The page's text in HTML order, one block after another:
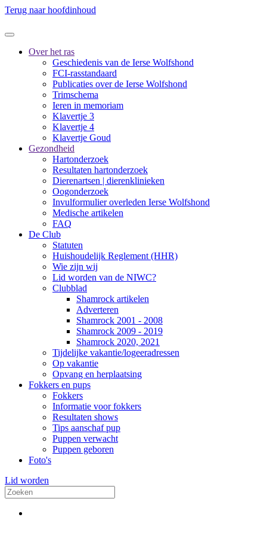
Terug naar hoofdinhoud
Over het ras
Geschiedenis van de Ierse Wolfshond
FCI-rasstandaard
Publicaties over de Ierse Wolfshond
Trimschema
Ieren in memoriam
Klavertje 3
Klavertje 4
Klavertje Goud
Gezondheid
Hartonderzoek
Resultaten hartonderzoek
Dierenartsen | dierenklinieken
Oogonderzoek
Invulformulier overleden Ierse Wolfshond
Medische artikelen
FAQ
De Club
Statuten
Huishoudelijk Reglement (HHR)
Wie zijn wij
Lid worden van de NIWC?
Clubblad
Shamrock artikelen
Adverteren
Shamrock 2001 - 2008
Shamrock 2009 - 2019
Shamrock 2020, 2021
Tijdelijke vakantie/logeeradressen
Op vakantie
Opvang en herplaatsing
Fokkers en pups
Fokkers
Informatie voor fokkers
Resultaten shows
Tips aanschaf pup
Puppen verwacht
Puppen geboren
Foto's
Lid worden